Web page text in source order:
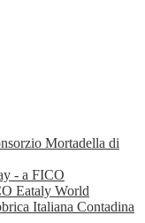
Mortadella di
- a FICO
Eataly World
Italiana Contadina